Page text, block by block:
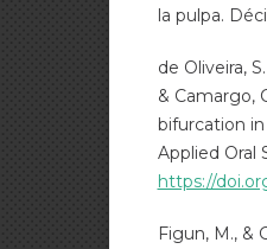
la pulpa.
de Oliveira,
& Camargo,
bifurcation
Applied Oral
https://
Figun, M., &